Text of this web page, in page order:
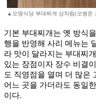
▲오뎅식당 부대찌개 상차림(오병돈
기본 부대찌개는 옛 방식
행을 반영해 사리 메뉴는
라 맛이 달라지는 부대찌
있는 장점이자 장수 비결
도 직영점을 열며 더 많은
어느 곳을 가더라도 동일
이다.